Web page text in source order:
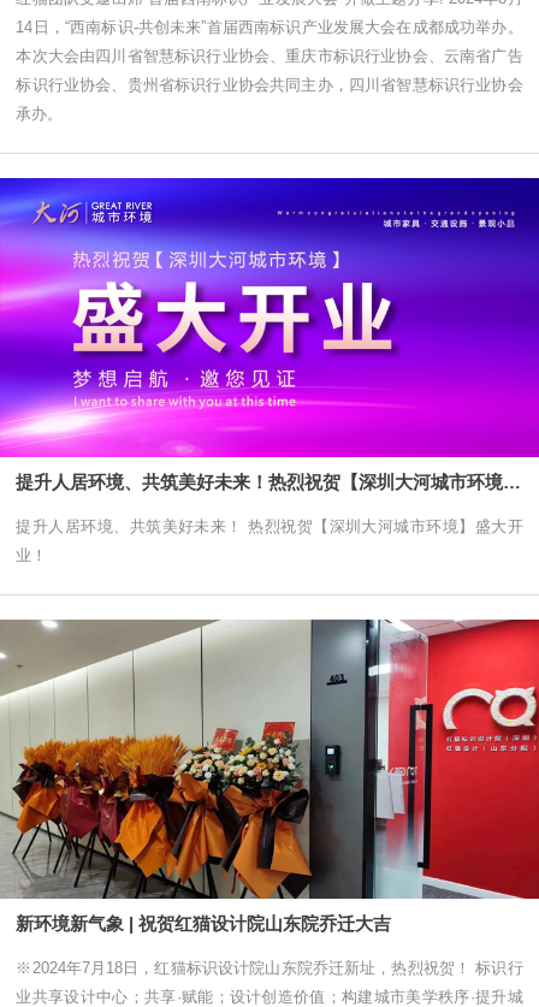
14日，“西南标识-共创未来”首届西南标识产业发展大会在成都成功举办。
本次大会由四川省智慧标识行业协会、重庆市标识行业协会、云南省广告
标识行业协会、贵州省标识行业协会共同主办，四川省智慧标识行业协会
承办。
提升人居环境、共筑美好未来！热烈祝贺【深圳大河城市环境】盛大开业！
提升人居环境、共筑美好未来！ 热烈祝贺【深圳大河城市环境】盛大开
业！
新环境新气象 | 祝贺红猫设计院山东院乔迁大吉
※2024年7月18日，红猫标识设计院山东院乔迁新址，热烈祝贺！ 标识行
业共享设计中心；共享·赋能；设计创造价值；构建城市美学秩序·提升城